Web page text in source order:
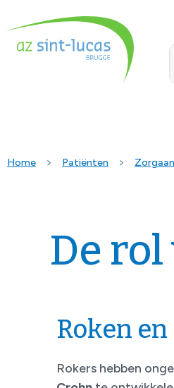
Home Patiënten
De
Roken
Rokers hebben